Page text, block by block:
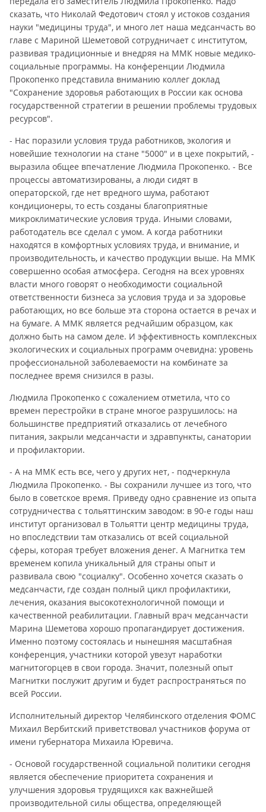
сказать, что Николай Федотович стоял у истоков создания
науки "медицины труда", и много лет наша медсанчасть во
главе с Мариной Шеметовой сотрудничает с институтом,
развивая традиционные и внедряя на ММК новые медико-
социальные программы. На конференции Людмила
Прокопенко представила вниманию коллег доклад
"Сохранение здоровья работающих в России как основа
государственной стратегии в решении проблемы трудовых
ресурсов".
- Нас поразили условия труда работников, экология и
новейшие технологии на стане "5000" и в цехе покрытий, -
выразила общее впечатление Людмила Прокопенко. - Все
процессы автоматизированы, а люди сидят в
операторской, где нет вредного шума, работают
кондиционеры, то есть созданы благоприятные
микроклиматические условия труда. Иными словами,
работодатель все сделал с умом. А когда работники
находятся в комфортных условиях труда, и внимание, и
производительность, и качество продукции выше. На ММК
совершенно особая атмосфера. Сегодня на всех уровнях
власти много говорят о необходимости социальной
ответственности бизнеса за условия труда и за здоровье
работающих, но все больше эта сторона остается в речах и
на бумаге. А ММК является редчайшим образцом, как
должно быть на самом деле. И эффективность комплексных
экологических и социальных программ очевидна: уровень
профессиональной заболеваемости на комбинате за
последнее время снизился в разы.
Людмила Прокопенко с сожалением отметила, что со
времен перестройки в стране многое разрушилось: на
большинстве предприятий отказались от лечебного
питания, закрыли медсанчасти и здравпункты, санатории
и профилактории.
- А на ММК есть все, чего у других нет, - подчеркнула
Людмила Прокопенко. - Вы сохранили лучшее из того, что
было в советское время. Приведу одно сравнение из опыта
сотрудничества с тольяттинским заводом: в 90-е годы наш
институт организовал в Тольятти центр медицины труда,
но впоследствии там отказались от всей социальной
сферы, которая требует вложения денег. А Магнитка тем
временем копила уникальный для страны опыт и
развивала свою "социалку". Особенно хочется сказать о
медсанчасти, где создан полный цикл профилактики,
лечения, оказания высокотехнологичной помощи и
качественной реабилитации. Главный врач медсанчасти
Марина Шеметова хорошо пропагандирует достижения.
Именно поэтому состоялась и нынешняя масштабная
конференция, участники которой увезут наработки
магнитогорцев в свои города. Значит, полезный опыт
Магнитки послужит другим и будет распространяться по
всей России.
Исполнительный директор Челябинского отделения ФОМС
Михаил Вербитский приветствовал участников форума от
имени губернатора Михаила Юревича.
- Основой государственной социальной политики сегодня
является обеспечение приоритета сохранения и
улучшения здоровья трудящихся как важнейшей
производительной силы общества, определяющей